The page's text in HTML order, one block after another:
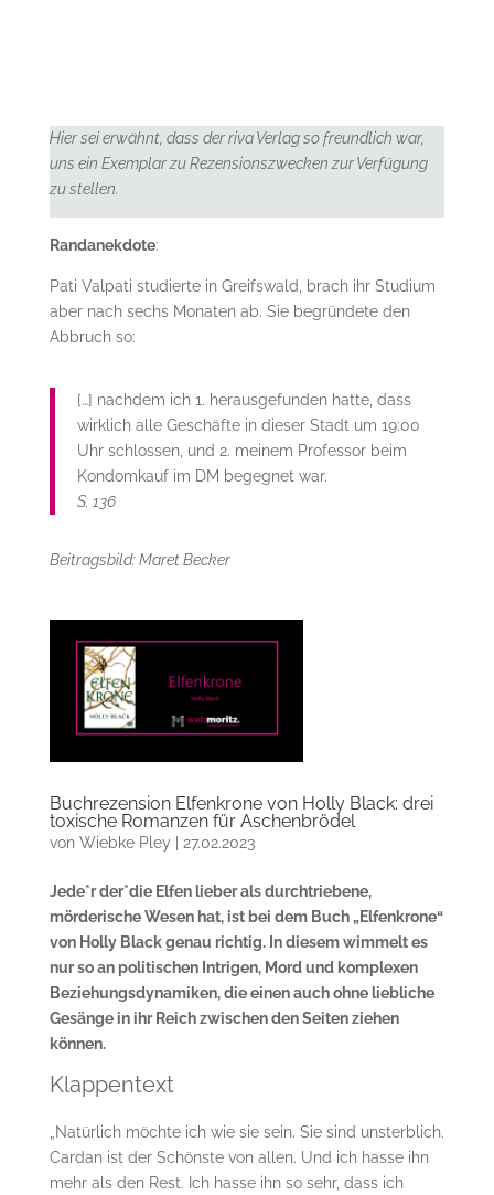
Hier sei erwähnt, dass der riva Verlag so freundlich war,
uns ein Exemplar zu Rezensionszwecken zur Verfügung
zu stellen.
Randanekdote:
Pati Valpati studierte in Greifswald, brach ihr Studium
aber nach sechs Monaten ab. Sie begründete den
Abbruch so:
[…] nachdem ich 1. herausgefunden hatte, dass
wirklich alle Geschäfte in dieser Stadt um 19:00
Uhr schlossen, und 2. meinem Professor beim
Kondomkauf im DM begegnet war.
S. 136
Beitragsbild: Maret Becker
Buchrezension Elfenkrone von Holly Black: drei
toxische Romanzen für Aschenbrödel
von Wiebke Pley 27.02.2023
Jede*r der*die Elfen lieber als durchtriebene,
mörderische Wesen hat, ist bei dem Buch „Elfenkrone“
von Holly Black genau richtig. In diesem wimmelt es
nur so an politischen Intrigen, Mord und komplexen
Beziehungsdynamiken, die einen auch ohne liebliche
Gesänge in ihr Reich zwischen den Seiten ziehen
können.
Klappentext
„Natürlich möchte ich wie sie sein. Sie sind unsterblich.
Cardan ist der Schönste von allen. Und ich hasse ihn
mehr als den Rest. Ich hasse ihn so sehr, dass ich